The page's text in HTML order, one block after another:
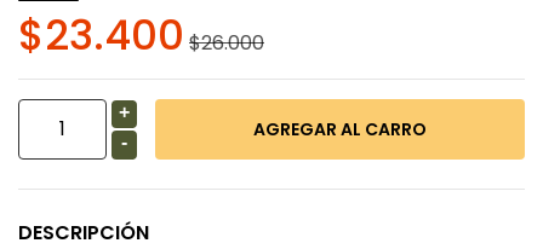
$23.400 $26.000
+
-
DESCRIPCIÓN